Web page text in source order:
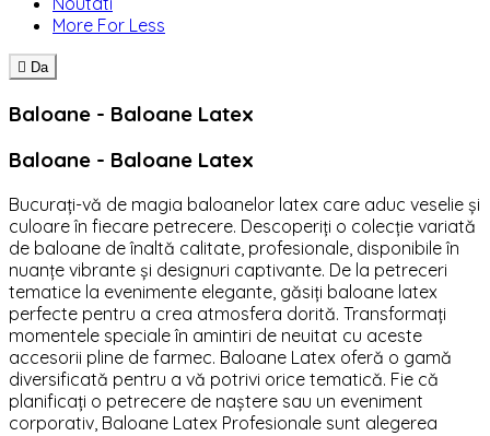
More For Less
 Da
Baloane - Baloane Latex
Baloane - Baloane Latex
Bucurați-vă de magia baloanelor latex care aduc veselie și
culoare în fiecare petrecere. Descoperiți o colecție variată
de baloane de înaltă calitate, profesionale, disponibile în
nuanțe vibrante și designuri captivante. De la petreceri
tematice la evenimente elegante, găsiți baloane latex
perfecte pentru a crea atmosfera dorită. Transformați
momentele speciale în amintiri de neuitat cu aceste
accesorii pline de farmec. Baloane Latex oferă o gamă
diversificată pentru a vă potrivi orice tematică. Fie că
planificați o petrecere de naștere sau un eveniment
corporativ, Baloane Latex Profesionale sunt alegerea